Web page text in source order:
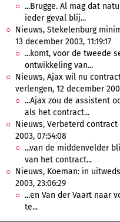
...Brugge. Al mag dat
ieder geval blij...
Nieuws, Stekelenburg
13 december 2003, 11:19:17
...komt, voor de tweede
ontwikkeling van...
Nieuws, Ajax wil nu
verlengen, 12 december
...Ajax zou de assistent
als het contract...
Nieuws, Verbeterd
2003, 07:54:08
...van de middenvelder
van het contract...
Nieuws, Koeman: in
2003, 23:06:29
...en Van der Vaart naar
te...